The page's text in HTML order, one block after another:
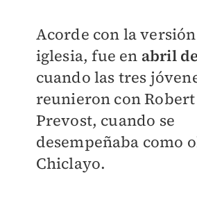
Acorde con la
iglesia, fue en abril
cuando las tres
reunieron con
Prevost, cuando se
desempeñaba como
Chiclayo.